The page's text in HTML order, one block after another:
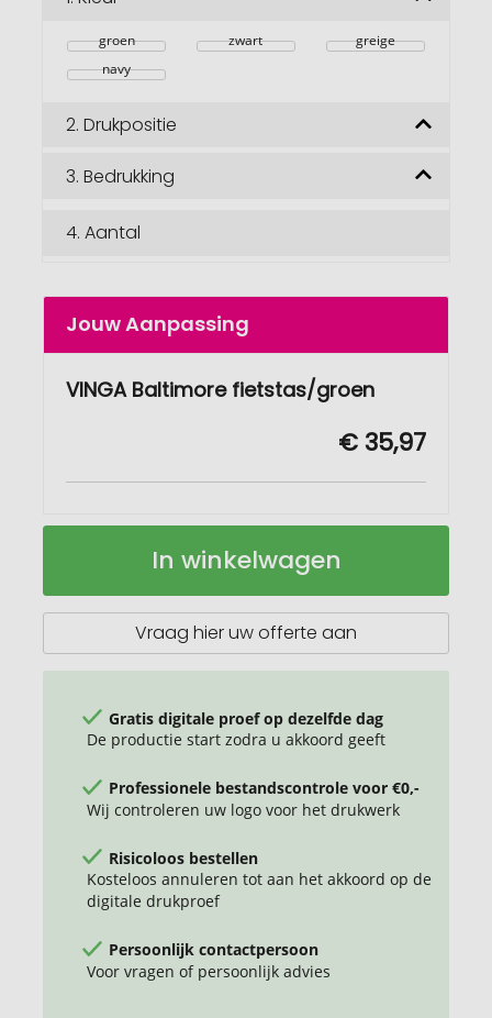
afbeeldingengalerij
groen zwart
greige
navy
2. Drukpositie
3. Bedrukking
4. Aantal
Jouw Aanpassing
VINGA Baltimore fietstas/groen
€ 35,97
VINGA
Op
In winkelwagen
Vraag hier uw offerte aan
Gratis digitale proef op dezelfde dag
De productie start zodra u akkoord geeft
Professionele bestandscontrole voor €0,-
Wij controleren uw logo voor het drukwerk
Risicoloos bestellen
Kosteloos annuleren tot aan het akkoord op de
digitale drukproef
Persoonlijk contactpersoon
Voor vragen of persoonlijk advies